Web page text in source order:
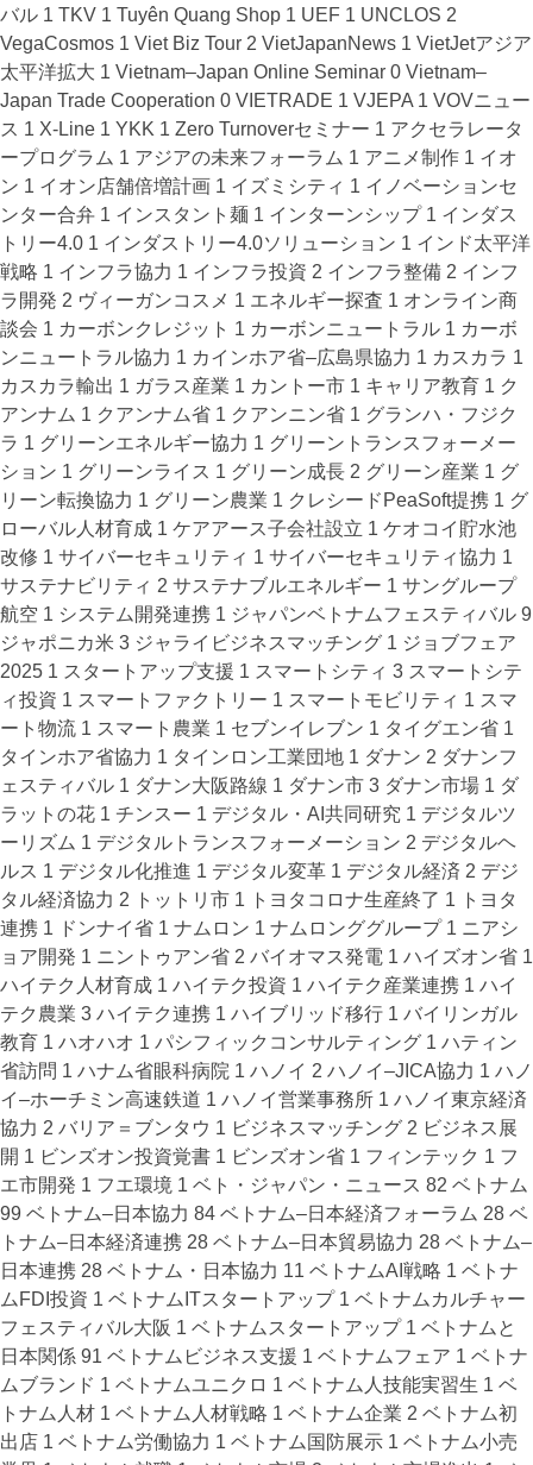
バル 1 TKV 1 Tuyên Quang Shop 1 UEF 1 UNCLOS 2
VegaCosmos 1 Viet Biz Tour 2 VietJapanNews 1 VietJetアジア
太平洋拡大 1 Vietnam–Japan Online Seminar 0 Vietnam–
Japan Trade Cooperation 0 VIETRADE 1 VJEPA 1 VOVニュー
ス 1 X-Line 1 YKK 1 Zero Turnoverセミナー 1 アクセラレータ
ープログラム 1 アジアの未来フォーラム 1 アニメ制作 1 イオ
ン 1 イオン店舗倍増計画 1 イズミシティ 1 イノベーションセ
ンター合弁 1 インスタント麺 1 インターンシップ 1 インダス
トリー4.0 1 インダストリー4.0ソリューション 1 インド太平洋
戦略 1 インフラ協力 1 インフラ投資 2 インフラ整備 2 インフ
ラ開発 2 ヴィーガンコスメ 1 エネルギー探査 1 オンライン商
談会 1 カーボンクレジット 1 カーボンニュートラル 1 カーボ
ンニュートラル協力 1 カインホア省–広島県協力 1 カスカラ 1
カスカラ輸出 1 ガラス産業 1 カントー市 1 キャリア教育 1 ク
アンナム 1 クアンナム省 1 クアンニン省 1 グランハ・フジク
ラ 1 グリーンエネルギー協力 1 グリーントランスフォーメー
ション 1 グリーンライス 1 グリーン成長 2 グリーン産業 1 グ
リーン転換協力 1 グリーン農業 1 クレシードPeaSoft提携 1 グ
ローバル人材育成 1 ケアアース子会社設立 1 ケオコイ貯水池
改修 1 サイバーセキュリティ 1 サイバーセキュリティ協力 1
サステナビリティ 2 サステナブルエネルギー 1 サングループ
航空 1 システム開発連携 1 ジャパンベトナムフェスティバル 9
ジャポニカ米 3 ジャライビジネスマッチング 1 ジョブフェア
2025 1 スタートアップ支援 1 スマートシティ 3 スマートシテ
ィ投資 1 スマートファクトリー 1 スマートモビリティ 1 スマ
ート物流 1 スマート農業 1 セブンイレブン 1 タイグエン省 1
タインホア省協力 1 タインロン工業団地 1 ダナン 2 ダナンフ
ェスティバル 1 ダナン大阪路線 1 ダナン市 3 ダナン市場 1 ダ
ラットの花 1 チンスー 1 デジタル・AI共同研究 1 デジタルツ
ーリズム 1 デジタルトランスフォーメーション 2 デジタルヘ
ルス 1 デジタル化推進 1 デジタル変革 1 デジタル経済 2 デジ
タル経済協力 2 トットリ市 1 トヨタコロナ生産終了 1
トヨタ
連携 1 ドンナイ省 1 ナムロン 1 ナムロンググループ 1 ニアシ
ョア開発 1 ニントゥアン省 2 バイオマス発電 1 ハイズオン省 1
ハイテク人材育成 1 ハイテク投資 1 ハイテク産業連携 1 ハイ
テク農業 3 ハイテク連携 1 ハイブリッド移行 1 バイリンガル
教育 1 ハオハオ 1 パシフィックコンサルティング 1 ハティン
省訪問 1 ハナム省眼科病院 1 ハノイ 2 ハノイ–JICA協力 1 ハノ
イ–ホーチミン高速鉄道 1 ハノイ営業事務所 1 ハノイ東京経済
協力 2 バリア＝ブンタウ 1 ビジネスマッチング 2 ビジネス展
開 1 ビンズオン投資覚書 1 ビンズオン省 1 フィンテック 1 フ
エ市開発 1 フエ環境 1 ベト・ジャパン・ニュース 82 ベトナム
99 ベトナム–日本協力 84 ベトナム–日本経済フォーラム 28 ベ
トナム–日本経済連携 28 ベトナム–日本貿易協力 28 ベトナム–
日本連携 28 ベトナム・日本協力 11 ベトナムAI戦略 1 ベトナ
ムFDI投資 1 ベトナムITスタートアップ 1 ベトナムカルチャー
フェスティバル大阪 1 ベトナムスタートアップ 1 ベトナムと
日本関係 91 ベトナムビジネス支援 1 ベトナムフェア 1 ベトナ
ムブランド 1 ベトナムユニクロ 1 ベトナム人技能実習生 1 ベ
トナム人材 1 ベトナム人材戦略 1 ベトナム企業 2 ベトナム初
出店 1 ベトナム労働協力 1 ベトナム国防展示 1 ベトナム小売